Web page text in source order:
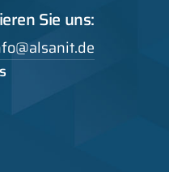
Sie uns: